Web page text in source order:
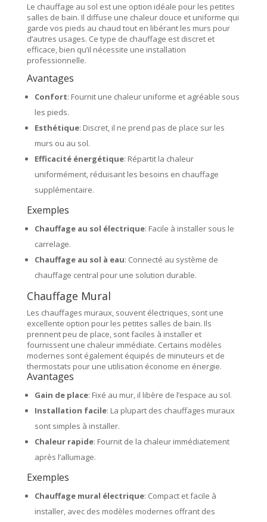
Le chauffage au sol est une option idéale pour les petites
salles de bain. Il diffuse une chaleur douce et uniforme qui
garde vos pieds au chaud tout en libérant les murs pour
d’autres usages. Ce type de chauffage est discret et
efficace, bien qu’il nécessite une installation
professionnelle.
Avantages
Confort: Fournit une chaleur uniforme et agréable sous
les pieds.
Esthétique: Discret, il ne prend pas de place sur les
murs ou au sol.
Efficacité énergétique: Répartit la chaleur
uniformément, réduisant les besoins en chauffage
supplémentaire.
Exemples
Chauffage au sol électrique: Facile à installer sous le
carrelage.
Chauffage au sol à eau: Connecté au système de
chauffage central pour une solution durable.
Chauffage Mural
Les chauffages muraux, souvent électriques, sont une
excellente option pour les petites salles de bain. Ils
prennent peu de place, sont faciles à installer et
fournissent une chaleur immédiate. Certains modèles
modernes sont également équipés de minuteurs et de
thermostats pour une utilisation économe en énergie.
Avantages
Gain de place: Fixé au mur, il libère de l’espace au sol.
Installation facile: La plupart des chauffages muraux
sont simples à installer.
Chaleur rapide: Fournit de la chaleur immédiatement
après l’allumage.
Exemples
Chauffage mural électrique: Compact et facile à
installer, avec des modèles modernes offrant des